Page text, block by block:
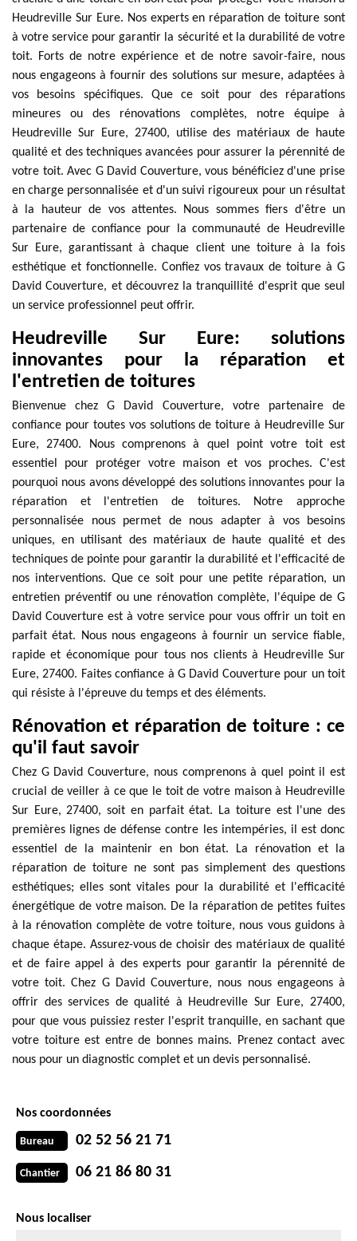
Heudreville Sur Eure. Nos experts en réparation de toiture sont
à votre service pour garantir la sécurité et la durabilité de votre
toit. Forts de notre expérience et de notre savoir-faire, nous
nous engageons à fournir des solutions sur mesure, adaptées à
vos besoins spécifiques. Que ce soit pour des réparations
mineures ou des rénovations complètes, notre équipe à
Heudreville Sur Eure, 27400, utilise des matériaux de haute
qualité et des techniques avancées pour assurer la pérennité de
votre toit. Avec G David Couverture, vous bénéficiez d'une prise
en charge personnalisée et d'un suivi rigoureux pour un résultat
à la hauteur de vos attentes. Nous sommes fiers d'être un
partenaire de confiance pour la communauté de Heudreville
Sur Eure, garantissant à chaque client une toiture à la fois
esthétique et fonctionnelle. Confiez vos travaux de toiture à G
David Couverture, et découvrez la tranquillité d'esprit que seul
un service professionnel peut offrir.
Heudreville Sur Eure: solutions
innovantes pour la réparation et
l'entretien de toitures
Bienvenue chez G David Couverture, votre partenaire de
confiance pour toutes vos solutions de toiture à Heudreville Sur
Eure, 27400. Nous comprenons à quel point votre toit est
essentiel pour protéger votre maison et vos proches. C'est
pourquoi nous avons développé des solutions innovantes pour la
réparation et l'entretien de toitures. Notre approche
personnalisée nous permet de nous adapter à vos besoins
uniques, en utilisant des matériaux de haute qualité et des
techniques de pointe pour garantir la durabilité et l'efficacité de
nos interventions. Que ce soit pour une petite réparation, un
entretien préventif ou une rénovation complète, l'équipe de G
David Couverture est à votre service pour vous offrir un toit en
parfait état. Nous nous engageons à fournir un service fiable,
rapide et économique pour tous nos clients à Heudreville Sur
Eure, 27400. Faites confiance à G David Couverture pour un toit
qui résiste à l'épreuve du temps et des éléments.
Rénovation et réparation de toiture : ce
qu'il faut savoir
Chez G David Couverture, nous comprenons à quel point il est
crucial de veiller à ce que le toit de votre maison à Heudreville
Sur Eure, 27400, soit en parfait état. La toiture est l'une des
premières lignes de défense contre les intempéries, il est donc
essentiel de la maintenir en bon état. La rénovation et la
réparation de toiture ne sont pas simplement des questions
esthétiques; elles sont vitales pour la durabilité et l'efficacité
énergétique de votre maison. De la réparation de petites fuites
à la rénovation complète de votre toiture, nous vous guidons à
chaque étape. Assurez-vous de choisir des matériaux de qualité
et de faire appel à des experts pour garantir la pérennité de
votre toit. Chez G David Couverture, nous nous engageons à
offrir des services de qualité à Heudreville Sur Eure, 27400,
pour que vous puissiez rester l'esprit tranquille, en sachant que
votre toiture est entre de bonnes mains. Prenez contact avec
nous pour un diagnostic complet et un devis personnalisé.
Nos coordonnées
Bureau 02 52 56 21 71
Chantier 06 21 86 80 31
Nous localiser